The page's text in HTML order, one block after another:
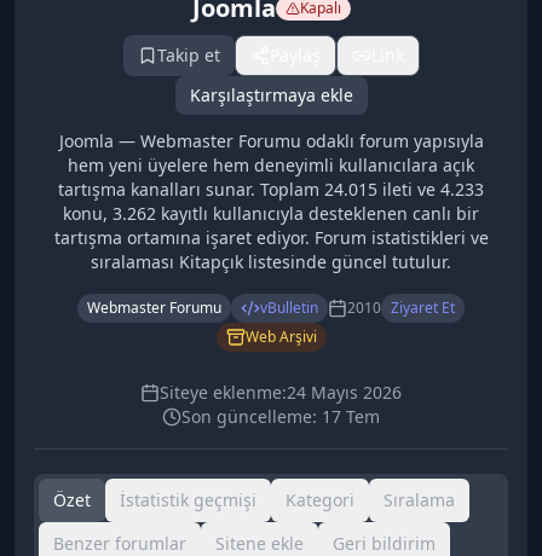
Joomla Kapalı
Takip et
Karşılaştırmaya ekle
Joomla — Webmaster Forumu odaklı forum yapısıyla
hem yeni üyelere hem deneyimli kullanıcılara açık
tartışma kanalları sunar. Toplam 24.015 ileti ve 4.233
konu, 3.262 kayıtlı kullanıcıyla desteklenen canlı bir
tartışma ortamına işaret ediyor. Forum istatistikleri ve
sıralaması Kitapçık listesinde güncel tutulur.
Webmaster Forumu vBulletin 2010 Ziyaret Et
Web Arşivi
Siteye eklenme:24 Mayıs 2026
Son güncelleme: 17 Tem
Özet İstatistik geçmişi Kategori
Sıralama
Benzer forumlar
Sitene ekle Geri bildirim